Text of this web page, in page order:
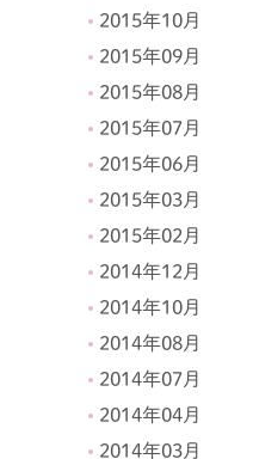
2015年10月
2015年09月
2015年08月
2015年07月
2015年06月
2015年03月
2015年02月
2014年12月
2014年10月
2014年08月
2014年07月
2014年04月
2014年03月